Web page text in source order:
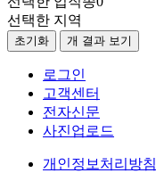
선택한 지역
초기화 개 결과 보기
로그인
고객센터
전자신문
사진업로드
개인정보처리방침